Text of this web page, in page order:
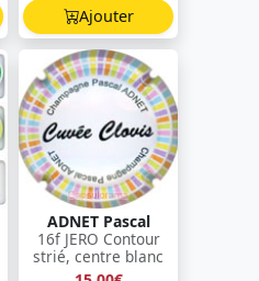
Ajouter
ADNET Pascal
16f JERO Contour
strié, centre blanc